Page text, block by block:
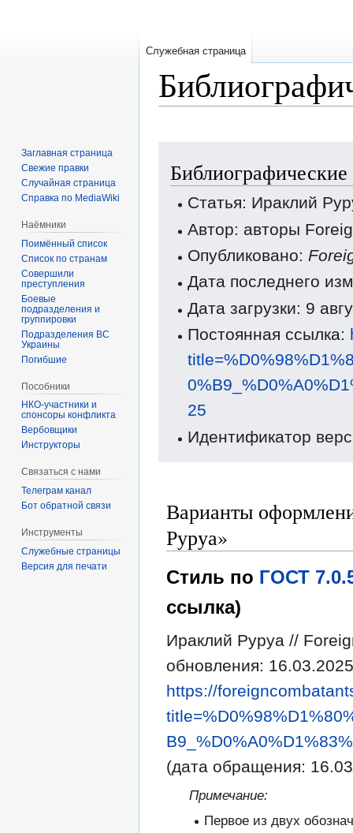
навигации
поиску
Статья: Ираклий
Автор: авторы
Опубликовано:
Дата последнего
Дата загрузки: 9
Постоянная ссылка:
25
Идентификатор
Варианты
Руруа»
Стиль по ГОСТ
ссылка)
Ираклий Руруа //
обновления:
https://
(дата обращения:
Примечание:
Первое из двух
Служебная страница
Заглавная страница
Свежие правки
Случайная страница
Справка по MediaWiki
Наёмники
Поимённый список
Список по странам
Совершили
преступления
Боевые
подразделения и
группировки
Подразделения ВС
Украины
Погибшие
Пособники
спонсоры конфликта
‏‎Вербовщики
Инструкторы
Связаться с нами
Телеграм канал
Бот обратной связи
Инструменты
Служебные страницы
Версия для печати